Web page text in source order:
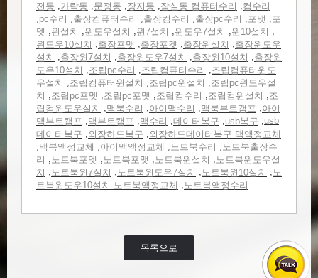
전동 ,가락동 ,문정동 ,장지동 ,잠실동 컴퓨터수리 ,컴수리
,pc수리 ,출장컴퓨터수리 ,출장컴수리 ,출장pc수리 ,포맷 ,포
멧 ,윈설치 ,윈도우설치 ,윈7설치 ,윈도우7설치 ,윈10설치 ,
윈도우10설치 ,출장포맷 ,출장포켓 ,출장윈설치 ,출장윈도우
설치 ,출장윈7설치 ,출장윈도우7설치 ,출장윈10설치 ,출장윈
도우10설치 ,조립pc수리 ,조립컴퓨터수리 ,조립컴퓨터윈도
우설치 ,조립컴퓨터윈설치 ,조립pc윈설치 ,조립pc윈도우설
치 ,조립pc포멧 ,조립pc포맷 ,조립컴수리 ,조립컴윈설치 ,조
립컴윈도우설치 ,맥북수리 ,아이맥수리 ,맥북부트캠프 ,아이
맥부트캠프 ,맥부트캠프 ,맥수리 ,데이터복구 ,usb복구 ,usb
데이터복구 ,외장하드복구 ,외장하드데이터복구 맥액정교체
,맥북액정교체 ,아이맥액정교체 ,노트북수리 ,노트북출장수
리 ,노트북포멧 ,노트북포맷 ,노트북윈설치 ,노트북윈도우설
치 ,노트북윈7설치 ,노트북윈도우7설치 ,노트북윈10설치 ,노
트북윈도우10설치 노트북액정교체 ,노트북액정수리
목록으로